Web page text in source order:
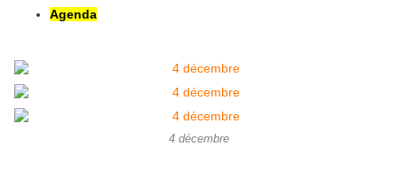
Agenda
4 décembre